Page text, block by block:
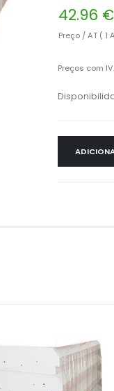
42.96 €
Preço / AT ( 1
Preços com